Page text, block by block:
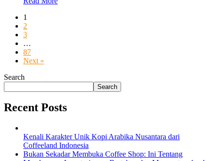
1
2
3
…
87
Next »
Search
Search
Recent Posts
Kenali Karakter Unik Kopi Arabika Nusantara dari
Coffeeland Indonesia
Bukan Sekadar Membuka Coffee Shop: Ini Tentang